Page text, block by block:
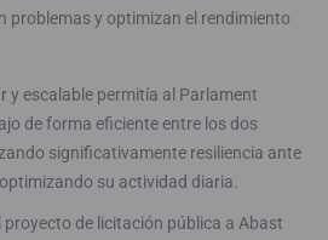
problemas y optimizan el rendimiento
y escalable permitía al Parlament
de forma eficiente entre los dos
significativamente resiliencia ante
su actividad diaria.
proyecto de licitación pública a Abast